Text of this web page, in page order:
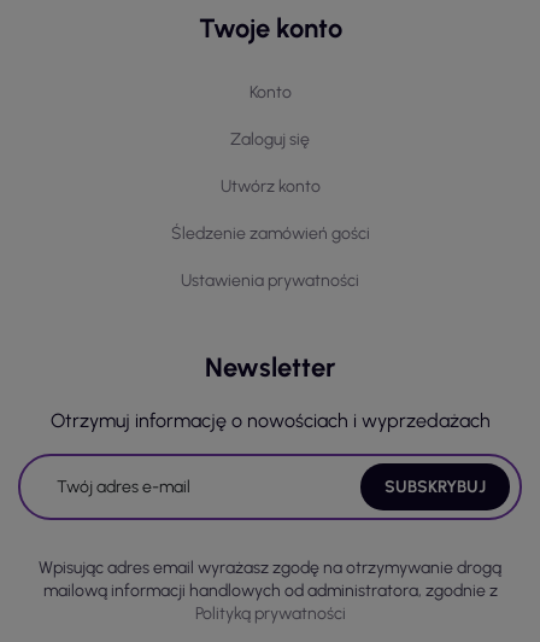
Twoje konto
Konto
Zaloguj się
Utwórz konto
Śledzenie zamówień gości
Ustawienia prywatności
Newsletter
Otrzymuj informację o nowościach i wyprzedażach
Wpisując adres email wyrażasz zgodę na otrzymywanie drogą
mailową informacji handlowych od administratora, zgodnie z
Polityką prywatności